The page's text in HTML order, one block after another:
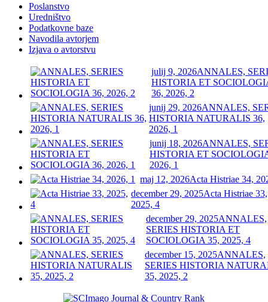
Poslanstvo
Uredništvo
Podatkovne baze
Navodila avtorjem
Izjava o avtorstvu
julij 9, 2026ANNALES,
HISTORIA ET
36, 2026, 2
junij 29, 2026ANNALES,
HISTORIA NATURALIS 36,
2026, 1
junij 18, 2026ANNALES,
HISTORIA ET
2026, 1
maj 12, 2026Acta Histriae 34,
december 29, 2025Acta Histriae 33,
2025, 4
december 29, 2025ANNALES,
SERIES HISTORIA ET
SOCIOLOGIA 35, 2025, 4
december 15, 2025ANNALES,
SERIES HISTORIA
35, 2025, 2